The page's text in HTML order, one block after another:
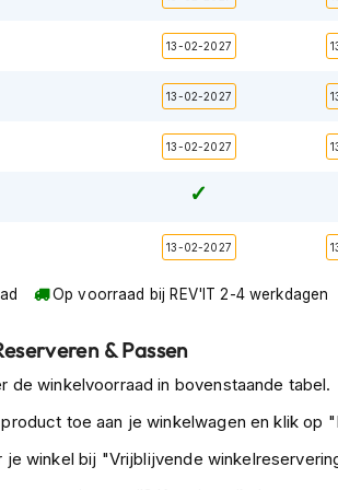
REV'IT Xena 4 Ladies Onepiece pak is
topprestaties, ultiem comfort en
13-02-2027
13-02-2027
13-02-2027
13-02-2027
Op voorraad bij REV'IT 2-4 werkdagen
& Passen
de winkelvoorraad in bovenstaande tabel.
toe aan je winkelwagen en klik op
je winkel bij "Vrijblijvende